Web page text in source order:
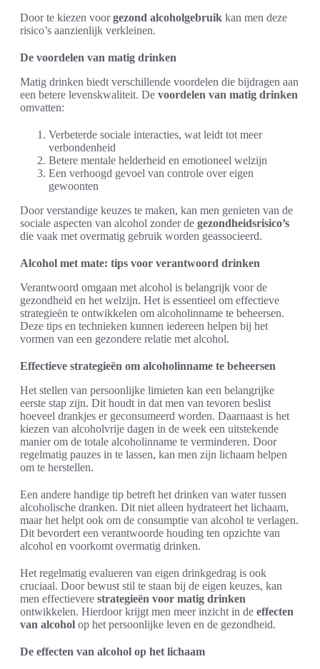
Door te kiezen voorgezond alcoholgebruik kan men deze
risico’s aanzienlijk verkleinen.
De voordelen van matig drinken
Matig drinken biedt verschillende voordelen die bijdragen aan
een betere levenskwaliteit. De voordelen van matig drinken
omvatten:
Verbeterde sociale interacties, wat leidt tot meer
verbondenheid
Betere mentale helderheid en emotioneel welzijn
Een verhoogd gevoel van controle over eigen
gewoonten
Door verstandige keuzes te maken, kan men genieten van de
sociale aspecten van alcohol zonder de gezondheidsrisico’s
die vaak met overmatig gebruik worden geassocieerd.
Alcohol met mate: tips voor verantwoord drinken
Verantwoord omgaan met alcohol is belangrijk voor de
gezondheid en het welzijn. Het is essentieel om effectieve
strategieën te ontwikkelen om alcoholinname te beheersen.
Deze tips en technieken kunnen iedereen helpen bij het
vormen van een gezondere relatie met alcohol.
Effectieve strategieën om alcoholinname te beheersen
Het stellen van persoonlijke limieten kan een belangrijke
eerste stap zijn. Dit houdt in dat men van tevoren beslist
hoeveel drankjes er geconsumeerd worden. Daarnaast is het
kiezen van alcoholvrije dagen in de week een uitstekende
manier om de totale alcoholinname te verminderen. Door
regelmatig pauzes in te lassen, kan men zijn lichaam helpen
om te herstellen.
Een andere handige tip betreft het drinken van water tussen
alcoholische dranken. Dit niet alleen hydrateert het lichaam,
maar het helpt ook om de consumptie van alcohol te verlagen.
Dit bevordert een verantwoorde houding ten opzichte van
alcohol en voorkomt overmatig drinken.
Het regelmatig evalueren van eigen drinkgedrag is ook
cruciaal. Door bewust stil te staan bij de eigen keuzes, kan
men effectievere strategieën voor matig drinken
ontwikkelen. Hierdoor krijgt men meer inzicht in de effecten
van alcohol op het persoonlijke leven en de gezondheid.
De effecten van alcohol op het lichaam